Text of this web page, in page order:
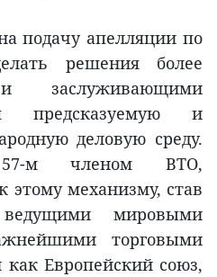
подачу апелляции по
решения более
заслуживающими
предсказуемую и
деловую среду.
м членом ВТО,
механизму, став
мировыми
торговыми
Европейский союз,